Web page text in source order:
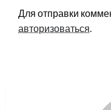
Для отправки
авторизоваться.